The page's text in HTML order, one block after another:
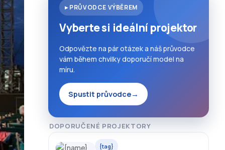
▸ PRŮVODCE VÝBĚREM
Vyberte si ideální projektor
Odpovězte na pár otázek a náš průvodce
vám během chvilky doporučí model na
míru.
Spustit průvodce→
DOPORUČENÉ PROJEKTORY
{tag}